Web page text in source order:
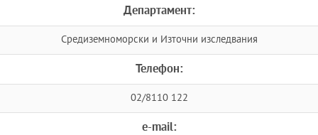
Департамент:
Средиземноморски и Източни изследвания
Телефон:
02/8110 122
e-mail: